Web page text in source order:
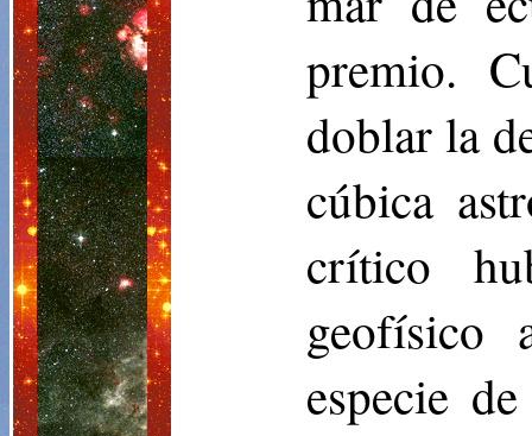
premio.
doblar la
cúbica
crítico
geofísico
especie